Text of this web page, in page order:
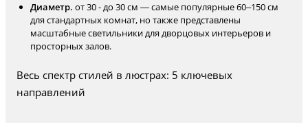
Диаметр. от 30 - до 30 см — самые популярные 60–150 см
для стандартных комнат, но также представлены
масштабные светильники для дворцовых интерьеров и
просторных залов.
Весь спектр стилей в люстрах: 5 ключевых
направлений